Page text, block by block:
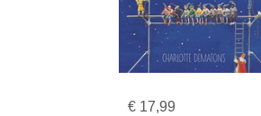
€ 17,99